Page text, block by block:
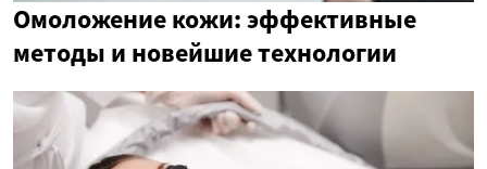
Омоложение кожи: эффективные
методы и новейшие технологии